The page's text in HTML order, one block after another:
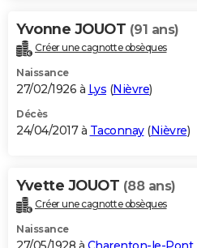
Yvonne JOUOT (91 ans)
Créer une cagnotte obsèques
Naissance
27/02/1926 à Lys (Nièvre)
Décès
24/04/2017 à Taconnay(Nièvre)
Yvette JOUOT (88 ans)
Créer une cagnotte obsèques
Naissance